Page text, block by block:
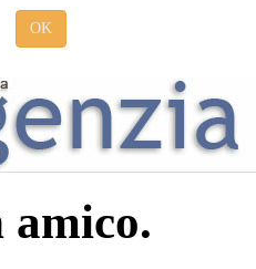
OK